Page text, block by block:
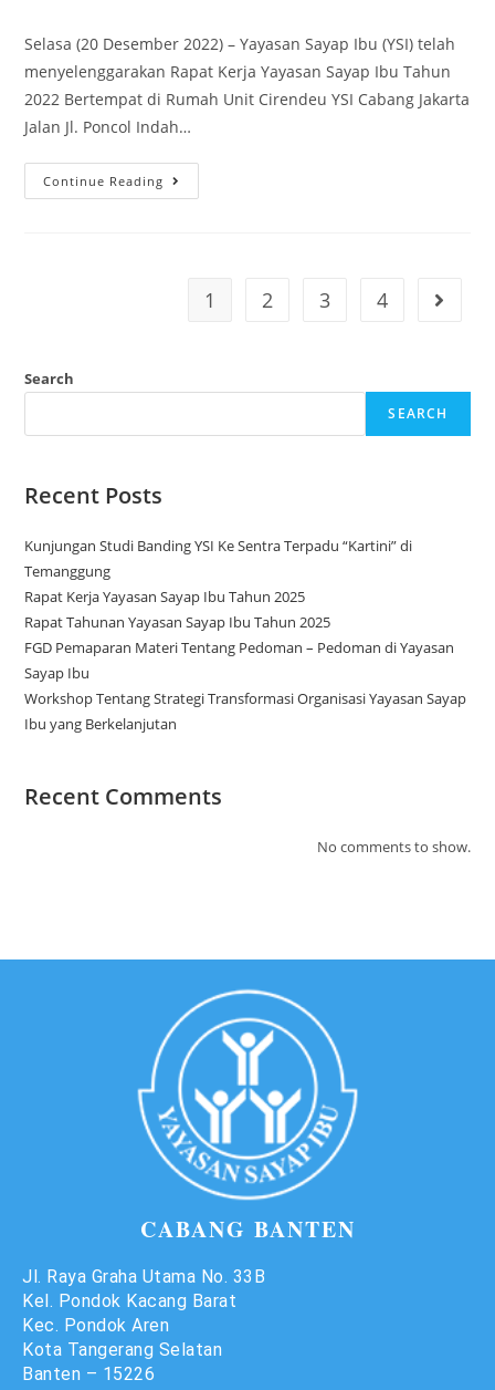
Selasa (20 Desember 2022) – Yayasan Sayap Ibu (YSI) telah
menyelenggarakan Rapat Kerja Yayasan Sayap Ibu Tahun
2022 Bertempat di Rumah Unit Cirendeu YSI Cabang Jakarta
Jalan Jl. Poncol Indah…
Continue Reading
1 2 3 4
Search
SEARCH
Recent Posts
Kunjungan Studi Banding YSI Ke Sentra Terpadu “Kartini” di
Temanggung
Rapat Kerja Yayasan Sayap Ibu Tahun 2025
Rapat Tahunan Yayasan Sayap Ibu Tahun 2025
FGD Pemaparan Materi Tentang Pedoman – Pedoman di Yayasan
Sayap Ibu
Workshop Tentang Strategi Transformasi Organisasi Yayasan Sayap
Ibu yang Berkelanjutan
Recent Comments
No comments to show.
CABANG BANTEN
Jl. Raya Graha Utama No. 33B
Kel. Pondok Kacang Barat
Kec. Pondok Aren
Kota Tangerang Selatan
Banten – 15226